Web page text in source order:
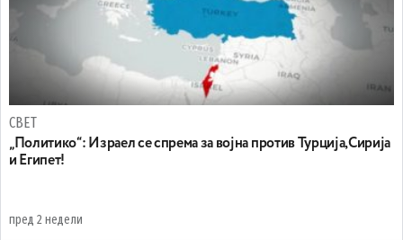
СВЕТ
„Политико“: Израел се спрема за војна против Турција,Сирија
и Египет!
пред 2 недели